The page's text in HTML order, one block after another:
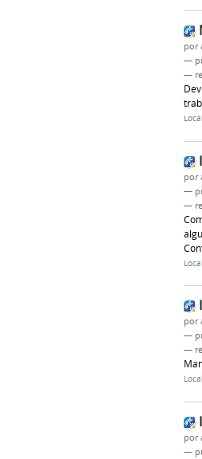
por
—
—
por
—
—
por
—
—
por
—